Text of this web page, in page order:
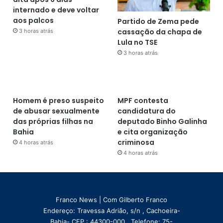
internado e deve voltar
aos palcos
3 horas atrás
Partido de Zema pede
cassação da chapa de
Lula no TSE
3 horas atrás
Homem é preso suspeito
de abusar sexualmente
das próprias filhas na
Bahia
4 horas atrás
MPF contesta
candidatura do
deputado Binho Galinha
e cita organização
criminosa
4 horas atrás
Franco News | Com Gilberto Franco
Endereço: Travessa Adrião, s/n , Cachoeira-